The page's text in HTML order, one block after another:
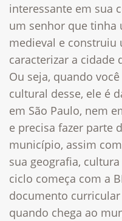
interessante em sua
um senhor que tinha
medieval e construiu
caracterizar a cidade
Ou seja, quando
cultural desse, ele é
em São Paulo, nem
e precisa fazer parte
município, assim
sua geografia,
ciclo começa com a
documento
quando chega ao